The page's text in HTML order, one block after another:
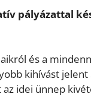
pályázattal
és a
kihívást jelent
idei ünnep